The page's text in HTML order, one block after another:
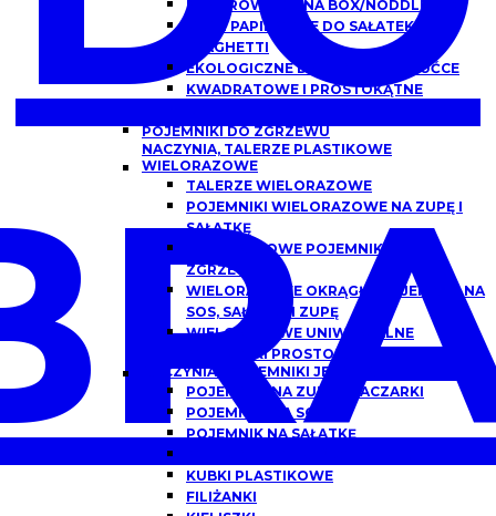
PAPIEROWE CHINA BOX/NODDLEBOX
MISKI PAPIEROWE DO SAŁATEK,
SPAGHETTI
EKOLOGICZNE DREWNIANE SZTUĆCE
KWADRATOWE I PROSTOKĄTNE
POJEMNIKI DO ZGRZEWU
NACZYNIA, TALERZE PLASTIKOWE
WIELORAZOWE
TALERZE WIELORAZOWE
POJEMNIKI WIELORAZOWE NA ZUPĘ I
SAŁATKĘ
WIELORAZOWE POJEMNIKI DO
ZGRZEWU
WIELORAZOWE OKRĄGŁE POJEMNIKI NA
SOS, SAŁATKĘ I ZUPĘ
WIELORAZOWE UNIWERSALNE
POJEMNIKI PROSTOKĄTNE
NACZYNIA I POJEMNIKI JEDNORAZOWE
POJEMNIKI NA ZUPĘ, FLACZARKI
POJEMNIKI NA SOS
POJEMNIK NA SAŁATKĘ
KUBKI PLASTIKOWE
FILIŻANKI